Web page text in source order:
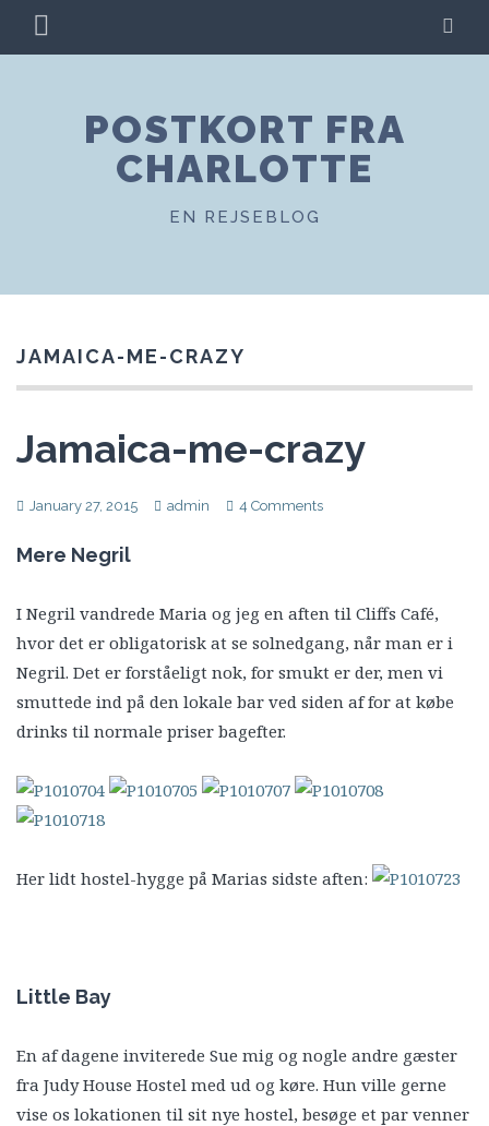
MENU
POSTKORT FRA
CHARLOTTE
EN REJSEBLOG
JAMAICA-ME-CRAZY
Jamaica-me-crazy
January 27, 2015 admin 4 Comments
Mere Negril
I Negril vandrede Maria og jeg en aften til Cliffs Café,
hvor det er obligatorisk at se solnedgang, når man er i
Negril. Det er forståeligt nok, for smukt er der, men vi
smuttede ind på den lokale bar ved siden af for at købe
drinks til normale priser bagefter.
Her lidt hostel-hygge på Marias sidste aften:
Little Bay
En af dagene inviterede Sue mig og nogle andre gæster
fra Judy House Hostel med ud og køre. Hun ville gerne
vise os lokationen til sit nye hostel, besøge et par venner